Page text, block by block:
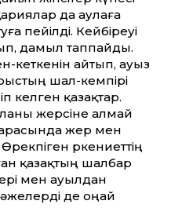
да аулаға
пейілді. Кейбіреуі
дамыл таппайды.
кеткенін айтып, ауыз
шал-кемпірі
келген қазақтар.
жерсіне алмай
жер мен
өркениеттің
қазақтың шалбар
мен ауылдан
де оңай